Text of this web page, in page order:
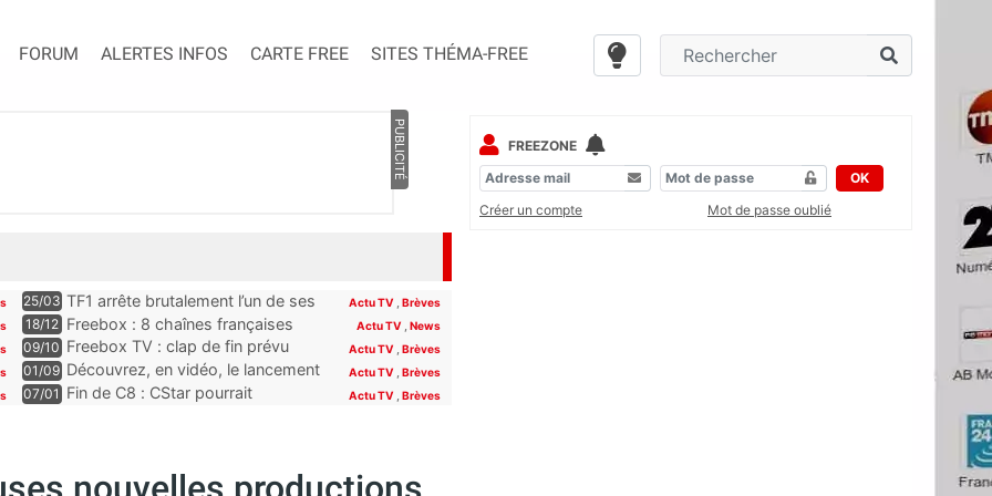
FORUM ALERTES INFOS CARTE FREE SITES THÉMA-FREE
PUBLICITÉ
25/03 TF1 arrête brutalement l’un de ses
programmes phares, les abonnés
Freebox, Livebox, Bbox et Box de
SFR découvriront son remplaçant
à la rentrée
Actu TV Brèves
18/12 Freebox : 8 chaînes françaises
seront offertes sur la Freebox dès
la fin du mois
Actu TV ,News
09/10 Freebox TV : clap de fin prévu
pour plusieurs chaînes Paramount
incluses pour les abonnés Free
Actu TV ,Brèves
01/09 Découvrez, en vidéo, le lancement
de Novo19, la nouvelle chaîne qui
Actu TV ,Brèves
07/01 Fin de C8 : CStar pourrait
Actu TV ,Brèves
FREEZONE
OK
Créer un compte
Mot de passe oublié